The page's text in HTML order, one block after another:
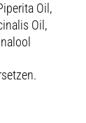
Oil,
Oil,